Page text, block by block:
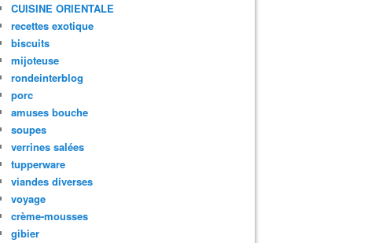
CUISINE ORIENTALE
recettes exotique
biscuits
mijoteuse
rondeinterblog
porc
amuses bouche
soupes
verrines salées
tupperware
viandes diverses
voyage
crème-mousses
gibier